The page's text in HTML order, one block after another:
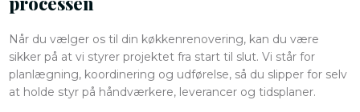
Når du vælger os til din køkkenrenovering, kan du være
sikker på at vi styrer projektet fra start til slut. Vi står for
planlægning, koordinering og udførelse, så du slipper for selv
at holde styr på håndværkere, leverancer og tidsplaner.